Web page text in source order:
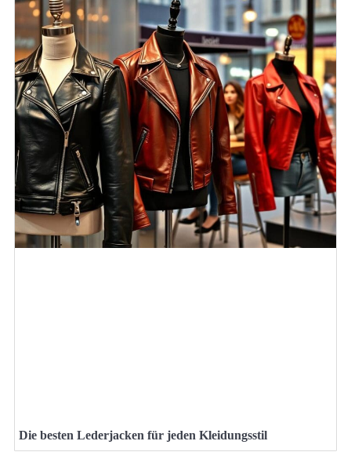
Die besten Lederjacken für jeden Kleidungsstil